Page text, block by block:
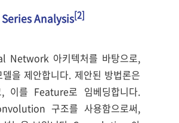
Analysis[2]
Network 아키텍처를 바탕으로,
제안합니다. 제안된 방법론은
이를 Feature로 임베딩합니다.
구조를 사용함으로써,